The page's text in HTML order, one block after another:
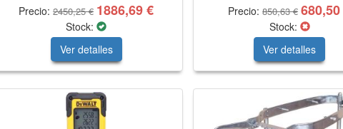
Precio:2450,25 € 1886,69 €
Stock:
Ver detalles
Precio:850,63 €
Stock:
Ver detalles